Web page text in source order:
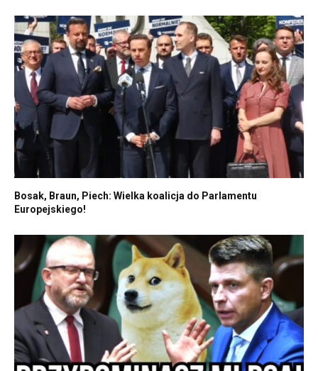
Bosak, Braun, Piech: Wielka koalicja do Parlamentu
Europejskiego!